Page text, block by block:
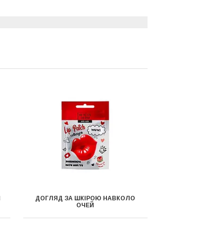
ДОГЛЯД ЗА ШКІРОЮ НАВКОЛО
ОЧЕЙ